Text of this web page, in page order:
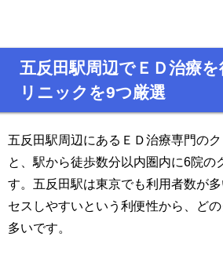
五反田駅周辺でＥＤ治療
リニックを9つ厳選
五反田駅周辺にあるＥＤ治療専門の
と、駅から徒歩数分以内圏内に6院の
す。五反田駅は東京でも利用者数が
セスしやすいという利便性から、ど
多いです。